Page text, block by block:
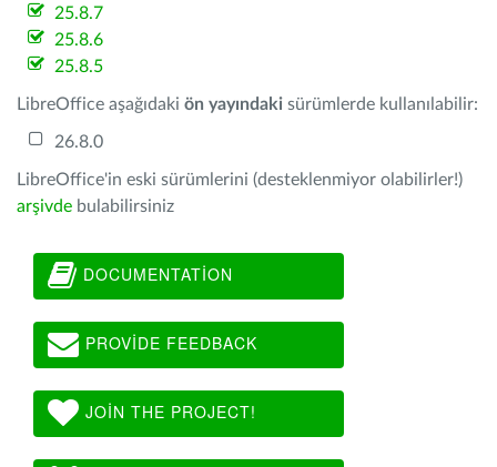
25.8.7
25.8.6
25.8.5
LibreOffice aşağıdaki ön yayındaki sürümlerde kullanılabilir:
26.8.0
LibreOffice'in eski sürümlerini (desteklenmiyor olabilirler!)
arşivde bulabilirsiniz
DOCUMENTATION
PROVIDE FEEDBACK
JOIN THE PROJECT!